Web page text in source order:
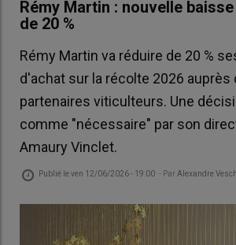
Rémy Martin : nouvelle
de 20 %
Rémy Martin va réduire de 20 %
d'achat sur la récolte 2026 auprès
partenaires viticulteurs. Une
comme "nécessaire" par son
Amaury Vinclet.
Publié leven 12/06/2026 - 19:00 - Par Alexandre